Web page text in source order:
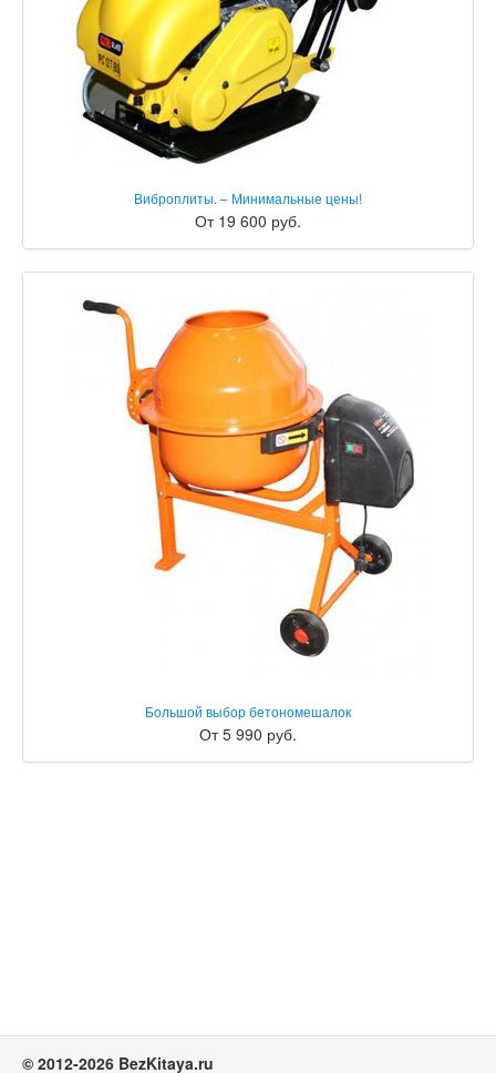
Виброплиты. – Минимальные цены!
От 19 600 руб.
Большой выбор бетономешалок
От 5 990 руб.
© 2012-2026 BezKitaya.ru